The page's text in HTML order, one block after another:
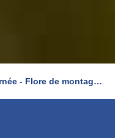
Randonnée - Journée - Flore de montagne - Du 16 Mai au 13 Juin 2026